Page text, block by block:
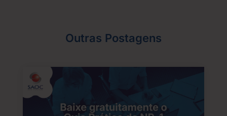
Outras Postagens